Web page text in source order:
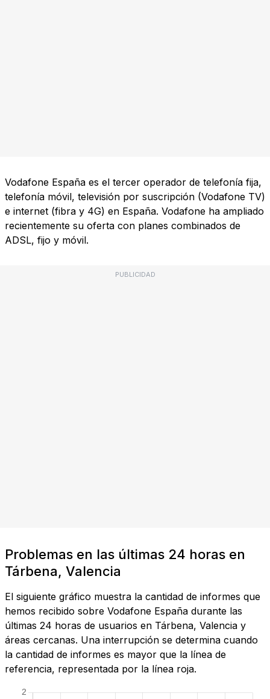
Vodafone España es el tercer operador de telefonía fija,
telefonía móvil, televisión por suscripción (Vodafone TV)
e internet (fibra y 4G) en España. Vodafone ha ampliado
recientemente su oferta con planes combinados de
ADSL, fijo y móvil.
PUBLICIDAD
Problemas en las últimas 24 horas en
Tárbena, Valencia
El siguiente gráfico muestra la cantidad de informes que
hemos recibido sobre Vodafone España durante las
últimas 24 horas de usuarios en Tárbena, Valencia y
áreas cercanas. Una interrupción se determina cuando
la cantidad de informes es mayor que la línea de
referencia, representada por la línea roja.